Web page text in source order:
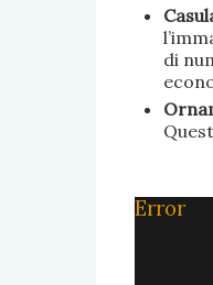
di
Error